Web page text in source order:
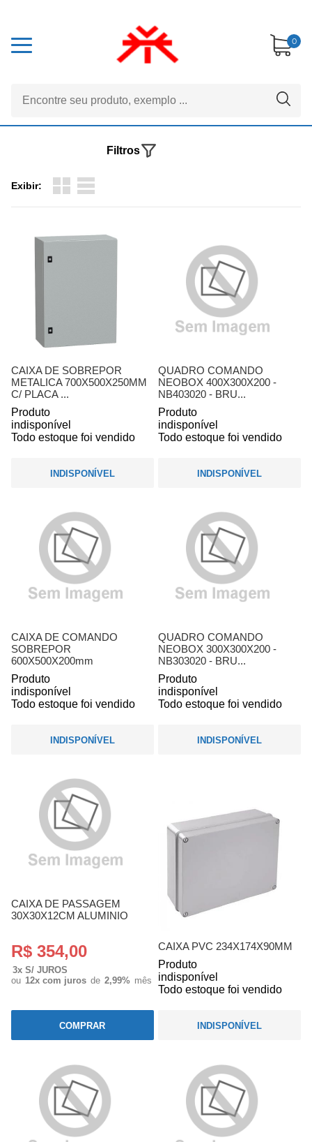
0
Exibir:
Filtros
CAIXA DE SOBREPOR
METALICA 700X500X250MM
C/ PLACA ...
Produto
indisponível
Todo estoque foi vendido
INDISPONÍVEL
QUADRO COMANDO
NEOBOX 400X300X200 -
NB403020 - BRU...
Produto
indisponível
Todo estoque foi vendido
INDISPONÍVEL
CAIXA DE COMANDO
SOBREPOR
600X500X200mm
Produto
indisponível
Todo estoque foi vendido
INDISPONÍVEL
QUADRO COMANDO
NEOBOX 300X300X200 -
NB303020 - BRU...
Produto
indisponível
Todo estoque foi vendido
INDISPONÍVEL
CAIXA DE PASSAGEM
30X30X12CM ALUMINIO
R$ 354,00
3x S/ JUROS
ou 12x com juros de 2,99% mês
COMPRAR
CAIXA PVC 234X174X90MM
Produto
indisponível
Todo estoque foi vendido
INDISPONÍVEL